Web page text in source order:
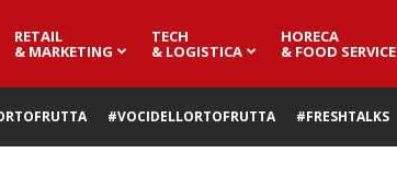
RETAIL
& MARKETING
TECH
& LOGISTICA
HORECA
& FOOD SERVICE
#VOCIDELLORTOFRUTTA #FRESHTALKS